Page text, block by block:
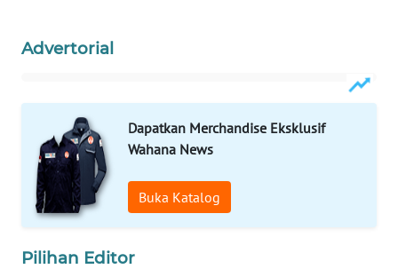
Advertorial
Dapatkan Merchandise Eksklusif
Wahana News
Buka Katalog
Pilihan Editor
UMKM
SELEB
WAHANA
PERSONA
WAHANA
OTOMOTIF